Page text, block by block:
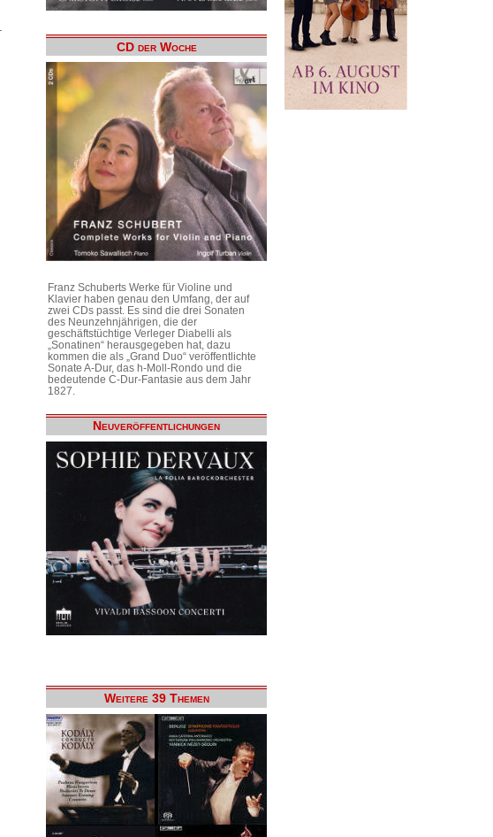
CD der Woche
Franz Schuberts Werke für Violine und
Klavier haben genau den Umfang, der auf
zwei CDs passt. Es sind die drei Sonaten
des Neunzehnjährigen, die der
geschäftstüchtige Verleger Diabelli als
„Sonatinen“ herausgegeben hat, dazu
kommen die als „Grand Duo“ veröffentlichte
Sonate A-Dur, das h-Moll-Rondo und die
bedeutende C-Dur-Fantasie aus dem Jahr
1827.
Neuveröffentlichungen
Weitere 39 Themen